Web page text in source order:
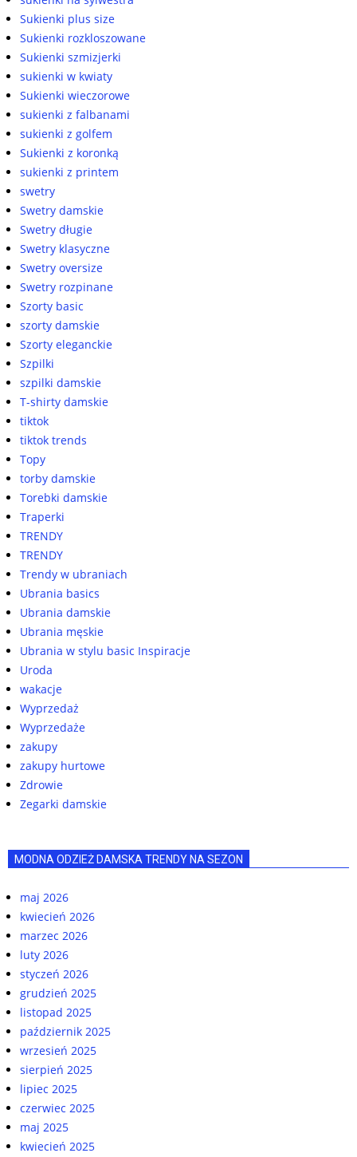
Sukienki plus size
Sukienki rozkloszowane
Sukienki szmizjerki
sukienki w kwiaty
Sukienki wieczorowe
sukienki z falbanami
sukienki z golfem
Sukienki z koronką
sukienki z printem
swetry
Swetry damskie
Swetry długie
Swetry klasyczne
Swetry oversize
Swetry rozpinane
Szorty basic
szorty damskie
Szorty eleganckie
Szpilki
szpilki damskie
T-shirty damskie
tiktok
tiktok trends
Topy
torby damskie
Torebki damskie
Traperki
TRENDY
TRENDY
Trendy w ubraniach
Ubrania basics
Ubrania damskie
Ubrania męskie
Ubrania w stylu basic Inspiracje
Uroda
wakacje
Wyprzedaż
Wyprzedaże
zakupy
zakupy hurtowe
Zdrowie
Zegarki damskie
MODNA ODZIEŻ DAMSKA TRENDY NA SEZON
maj 2026
kwiecień 2026
marzec 2026
luty 2026
styczeń 2026
grudzień 2025
listopad 2025
październik 2025
wrzesień 2025
sierpień 2025
lipiec 2025
czerwiec 2025
maj 2025
kwiecień 2025